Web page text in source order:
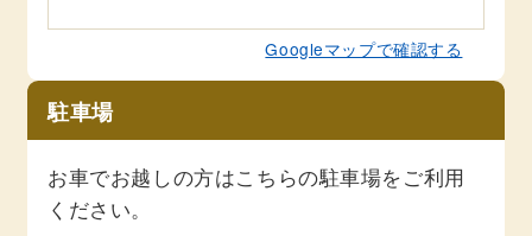
Googleマップで確認する
駐車場
お車でお越しの方はこちらの駐車場をご利用
ください。